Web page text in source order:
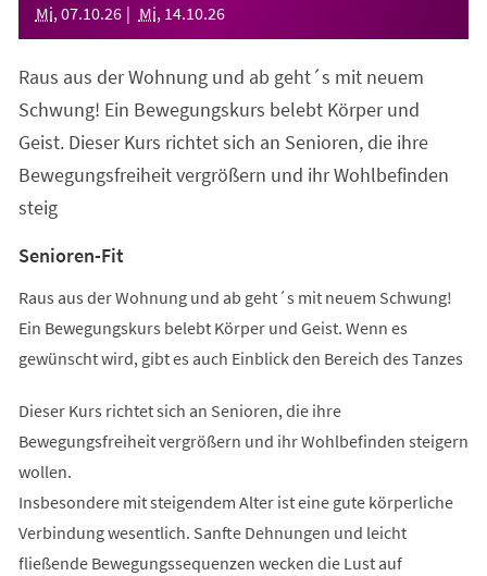
Mi, 07.10.26 Mi, 14.10.26
Raus aus der Wohnung und ab geht´s mit neuem
Schwung! Ein Bewegungskurs belebt Körper und
Geist. Dieser Kurs richtet sich an Senioren, die ihre
Bewegungsfreiheit vergrößern und ihr Wohlbefinden
steig
Senioren-Fit
Raus aus der Wohnung und ab geht´s mit neuem Schwung!
Ein Bewegungskurs belebt Körper und Geist. Wenn es
gewünscht wird, gibt es auch Einblick den Bereich des Tanzes
Dieser Kurs richtet sich an Senioren, die ihre
Bewegungsfreiheit vergrößern und ihr Wohlbefinden steigern
wollen.
Insbesondere mit steigendem Alter ist eine gute körperliche
Verbindung wesentlich. Sanfte Dehnungen und leicht
fließende Bewegungssequenzen wecken die Lust auf